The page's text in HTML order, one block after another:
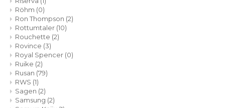
Röhm (0)
Ron Thompson (2)
Rottumtaler (10)
Rouchette (2)
Rovince (3)
Royal Spencer (0)
Ruike (2)
Rusan (79)
RWS (1)
Sagen (2)
Samsung (2)